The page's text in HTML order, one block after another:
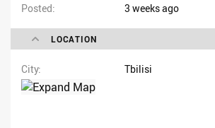
Posted
3 weeks ago
LOCATION
City Tbilisi